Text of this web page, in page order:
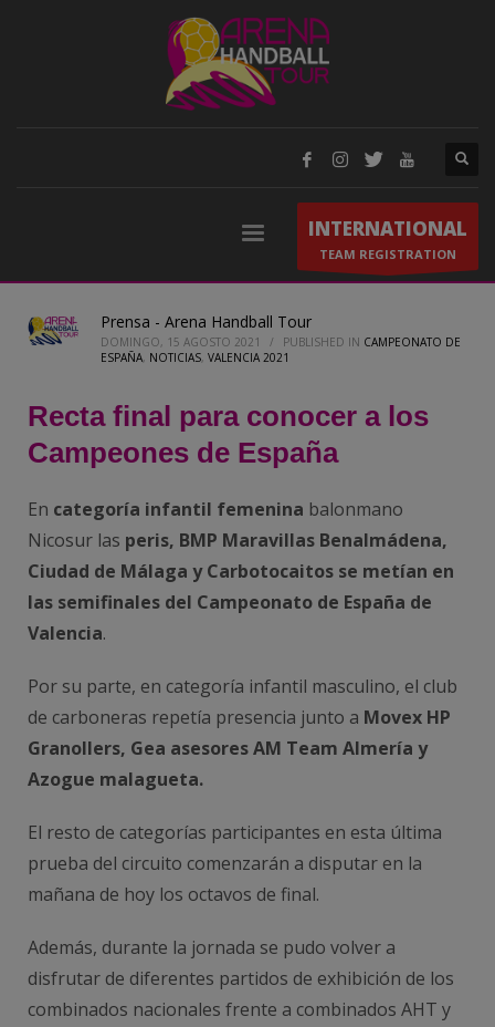
INTERNATIONAL
TEAM REGISTRATION
Prensa - Arena Handball Tour
DOMINGO, 15 AGOSTO 2021 / PUBLISHED IN CAMPEONATO DE
ESPAÑA, NOTICIAS, VALENCIA 2021
Recta final para conocer a los
Campeones de España
En categoría infantil femenina balonmano
Nicosur las peris, BMP Maravillas Benalmádena,
Ciudad de Málaga y Carbotocaitos se metían en
las semifinales del Campeonato de España de
Valencia.
Por su parte, en categoría infantil masculino, el club
de carboneras repetía presencia junto a Movex HP
Granollers, Gea asesores AM Team Almería y
Azogue malagueta.
El resto de categorías participantes en esta última
prueba del circuito comenzarán a disputar en la
mañana de hoy los octavos de final.
Además, durante la jornada se pudo volver a
disfrutar de diferentes partidos de exhibición de los
combinados nacionales frente a combinados AHT y